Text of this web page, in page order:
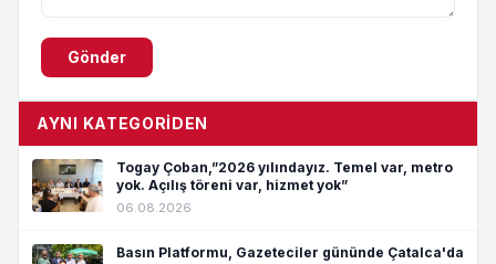
Gönder
AYNI KATEGORIDEN
Togay Çoban,”2026 yılındayız. Temel var, metro
yok. Açılış töreni var, hizmet yok”
06.08.2026
Basın Platformu, Gazeteciler gününde Çatalca'da